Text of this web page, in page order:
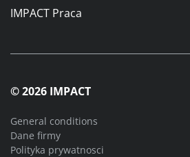
IMPACT Praca
© 2026 IMPACT
General conditions
Dane firmy
Polityka prywatnosci